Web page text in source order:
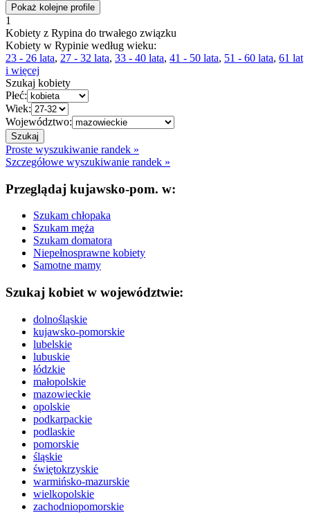
Pokaż kolejne profile
1
Kobiety z Rypina do trwałego związku
Kobiety w Rypinie według wieku:
23 - 26 lata, 27 - 32 lata, 33 - 40 lata, 41 - 50 lata, 51 - 60 lata, 61 lat
i więcej
Szukaj kobiety
Płeć:
Wiek:
Województwo:
Proste wyszukiwanie randek »
Szczegółowe wyszukiwanie randek »
Przeglądaj kujawsko-pom. w:
Szukam chłopaka
Szukam męża
Szukam domatora
Niepełnosprawne kobiety
Samotne mamy
Szukaj kobiet w województwie:
dolnośląskie
kujawsko-pomorskie
lubelskie
lubuskie
łódzkie
małopolskie
mazowieckie
opolskie
podkarpackie
podlaskie
pomorskie
śląskie
świętokrzyskie
warmińsko-mazurskie
wielkopolskie
zachodniopomorskie